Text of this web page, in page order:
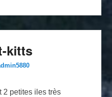
kitts
2 petites iles très